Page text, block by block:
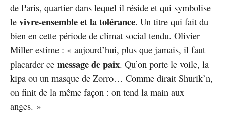
de Paris, quartier dans lequel il réside et qui symbolise
le vivre-ensemble et la tolérance. Un titre qui fait du
bien en cette période de climat social tendu. Olivier
Miller estime : « aujourd’hui, plus que jamais, il faut
placarder ce message de paix. Qu’on porte le voile, la
kipa ou un masque de Zorro… Comme dirait Shurik’n,
on finit de la même façon : on tend la main aux
anges. »